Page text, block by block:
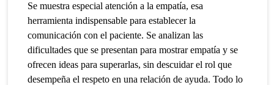
Se muestra especial atención a la empatía, esa
herramienta indispensable para establecer la
comunicación con el paciente. Se analizan las
dificultades que se presentan para mostrar empatía y se
ofrecen ideas para superarlas, sin descuidar el rol que
desempeña el respeto en una relación de ayuda. Todo lo